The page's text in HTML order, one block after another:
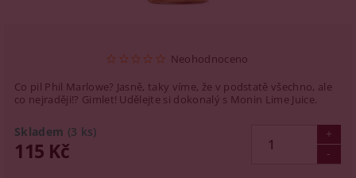
Neohodnoceno
Co pil Phil Marlowe? Jasně, taky víme, že v podstatě všechno, ale
co nejraději!? Gimlet! Udělejte si dokonalý s Monin Lime Juice.
Skladem (3 ks)
115 Kč